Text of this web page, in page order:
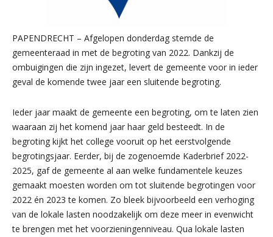
PAPENDRECHT – Afgelopen donderdag stemde de
gemeenteraad in met de begroting van 2022. Dankzij de
ombuigingen die zijn ingezet, levert de gemeente voor in ieder
geval de komende twee jaar een sluitende begroting.
Ieder jaar maakt de gemeente een begroting, om te laten zien
waaraan zij het komend jaar haar geld besteedt. In de
begroting kijkt het college vooruit op het eerstvolgende
begrotingsjaar. Eerder, bij de zogenoemde Kaderbrief 2022-
2025, gaf de gemeente al aan welke fundamentele keuzes
gemaakt moesten worden om tot sluitende begrotingen voor
2022 én 2023 te komen. Zo bleek bijvoorbeeld een verhoging
van de lokale lasten noodzakelijk om deze meer in evenwicht
te brengen met het voorzieningenniveau. Qua lokale lasten